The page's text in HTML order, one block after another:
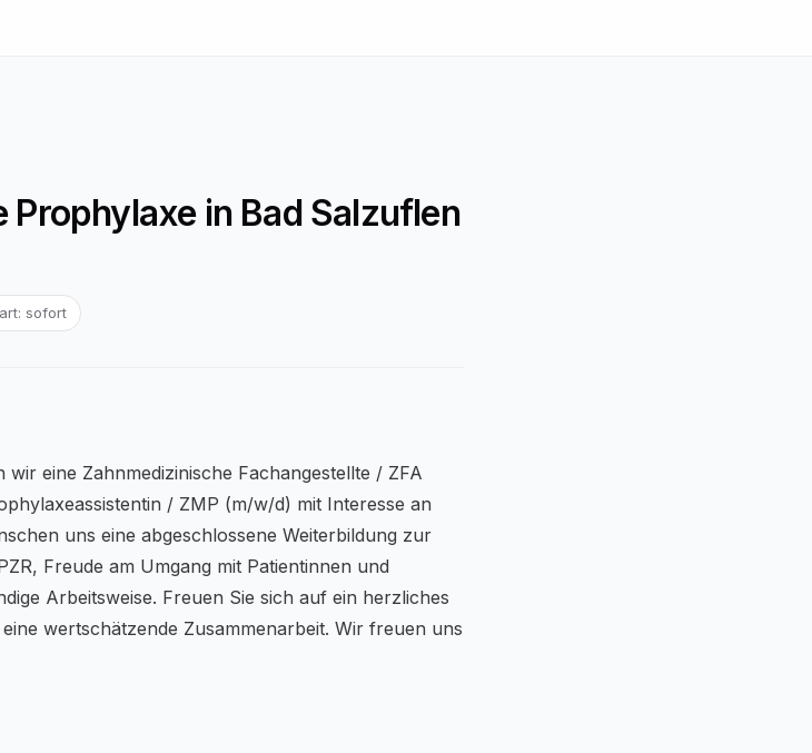
in Bad Salzuflen
sofort
eine Zahnmedizinische Fachangestellte / ZFA
/ ZMP (m/w/d) mit Interesse an
uns eine abgeschlossene Weiterbildung zur
Freude am Umgang mit Patientinnen und
Arbeitsweise. Freuen Sie sich auf ein herzliches
wertschätzende Zusammenarbeit. Wir freuen uns